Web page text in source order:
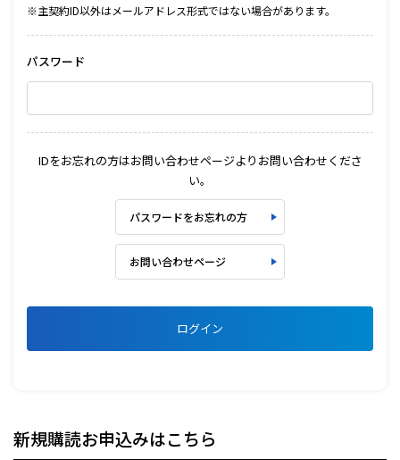
※主契約ID以外はメールアドレス形式ではない場合があります。
パスワード
IDをお忘れの方はお問い合わせページよりお問い合わせくださ
い。
パスワードをお忘れの方
お問い合わせページ
ログイン
新規購読お申込みはこちら